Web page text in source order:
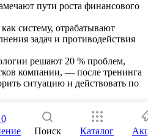
пути роста финансового
систему, отрабатывают
задач и противодействия
решают 20 % проблем,
компании, — после тренинга
ситуацию и действовать по
0
Поиск Каталог